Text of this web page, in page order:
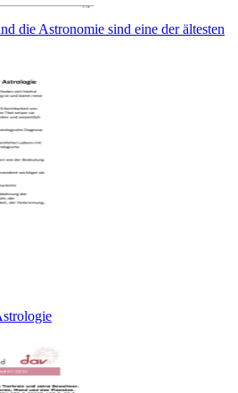
die Astronomie sind eine der ältesten